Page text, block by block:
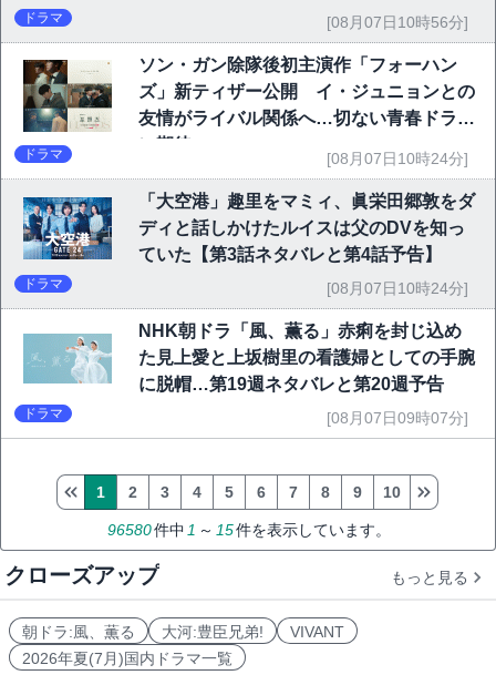
ドラマ [08月07日10時56分]
ソン・ガン除隊後初主演作「フォーハン
ズ」新ティザー公開 イ・ジュニョンとの
友情がライバル関係へ…切ない青春ドラマ
に期待
ドラマ [08月07日10時24分]
「大空港」趣里をマミィ、眞栄田郷敦をダ
ディと話しかけたルイスは父のDVを知っ
ていた【第3話ネタバレと第4話予告】
ドラマ [08月07日10時24分]
NHK朝ドラ「風、薫る」赤痢を封じ込め
た見上愛と上坂樹里の看護婦としての手腕
に脱帽…第19週ネタバレと第20週予告
ドラマ [08月07日09時07分]
96580件中1 ～ 15件を表示しています。
1 2 3 4 5 6 7 8 9 10
クローズアップ もっと見る
朝ドラ:風、薫る 大河:豊臣兄弟!
VIVANT
2026年夏(7月)国内ドラマ一覧